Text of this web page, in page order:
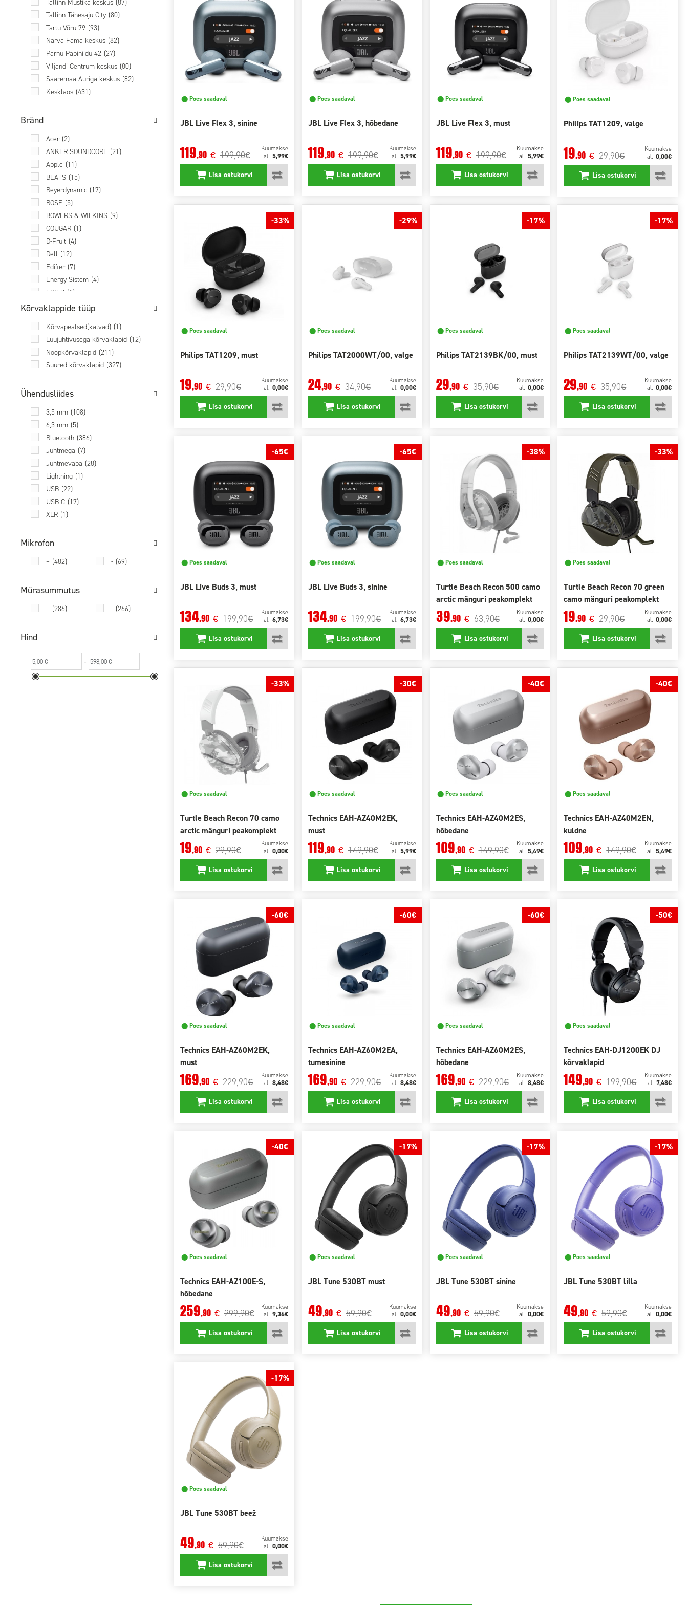
Tallinn Mustika keskus (87)
Tallinn Tähesaju City (80)
Tartu Võru 79 (93)
Narva Fama keskus (82)
Pärnu Papiniidu 42 (27)
Viljandi Centrum keskus (80)
Saaremaa Auriga keskus (82)
Kesklaos (431)
Bränd
Acer (2)
ANKER SOUNDCORE (21)
Apple (11)
BEATS (15)
Beyerdynamic (17)
BOSE (5)
BOWERS & WILKINS (9)
COUGAR (1)
D-Fruit (4)
Dell (12)
Edifier (7)
Energy Sistem (4)
FIXED (1)
Fractal Design (2)
Google (1)
HP (2)
Huawei (14)
HYPERX (9)
Jam (1)
JAZ
JBL
Koss
(6)
Lenovo
LINDY
Logitech
(33)
LORGAR
MARSHALL
MSI (1)
Panasonic
Philips
PORT CONNECT
REAL-EL
SBS (12)
Sennheiser
(25)
Shokz (19)
Kõrvaklappide tüüp
Kõrvapealsed(katvad) (1)
Luujuhtivusega kõrvaklapid (12)
Nööpkõrvaklapid (211)
Suured kõrvaklapid (327)
Ühendusliides
3,5 mm (108)
6,3 mm (5)
Bluetooth (386)
Juhtmega (7)
Juhtmevaba (28)
Lightning (1)
USB (22)
USB-C (17)
XLR (1)
Mikrofon
+ (482) - (69)
Mürasummutus
+ (286) - (266)
Hind
-
⬤ Poes saadaval
JBL Live Flex 3, sinine
119,90 € 199,90€
Kuumakse
al. 5,99€
Lisa ostukorvi
⬤ Poes saadaval
JBL Live Flex 3, hõbedane
119,90 € 199,90€
Kuumakse
al. 5,99€
Lisa ostukorvi
⬤ Poes saadaval
JBL Live Flex 3, must
119,90 € 199,90€
Kuumakse
al. 5,99€
Lisa ostukorvi
⬤ Poes saadaval
Philips TAT1209, valge
19,90 € 29,90€
Kuumakse
al. 0,00€
Lisa ostukorvi
⬤ Poes saadaval
-33%
Philips TAT1209, must
19,90 € 29,90€
Kuumakse
al. 0,00€
Lisa ostukorvi
⬤ Poes saadaval
-29%
Philips TAT2000WT/00, valge
24,90 € 34,90€
Kuumakse
al. 0,00€
Lisa ostukorvi
⬤ Poes saadaval
-17%
Philips TAT2139BK/00, must
29,90 € 35,90€
Kuumakse
al. 0,00€
Lisa ostukorvi
⬤ Poes saadaval
-17%
Philips TAT2139WT/00, valge
29,90 € 35,90€
Kuumakse
al. 0,00€
Lisa ostukorvi
⬤ Poes saadaval
-65€
JBL Live Buds 3, must
134,90 € 199,90€
Kuumakse
al. 6,73€
Lisa ostukorvi
⬤ Poes saadaval
-65€
JBL Live Buds 3, sinine
134,90 € 199,90€
Kuumakse
al. 6,73€
Lisa ostukorvi
⬤ Poes saadaval
-38%
Turtle Beach Recon 500 camo
arctic mänguri peakomplekt
39,90 € 63,90€
Kuumakse
al. 0,00€
Lisa ostukorvi
⬤ Poes saadaval
-33%
Turtle Beach Recon 70 green
camo mänguri peakomplekt
19,90 € 29,90€
Kuumakse
al. 0,00€
Lisa ostukorvi
⬤ Poes saadaval
-33%
Turtle Beach Recon 70 camo
arctic mänguri peakomplekt
19,90 € 29,90€
Kuumakse
al. 0,00€
Lisa ostukorvi
⬤ Poes saadaval
-30€
Technics EAH-AZ40M2EK,
must
119,90 € 149,90€
Kuumakse
al. 5,99€
Lisa ostukorvi
⬤ Poes saadaval
-40€
Technics EAH-AZ40M2ES,
hõbedane
109,90 € 149,90€
Kuumakse
al. 5,49€
Lisa ostukorvi
⬤ Poes saadaval
-40€
Technics EAH-AZ40M2EN,
kuldne
109,90 € 149,90€
Kuumakse
al. 5,49€
Lisa ostukorvi
⬤ Poes saadaval
-60€
Technics EAH-AZ60M2EK,
must
169,90 € 229,90€
Kuumakse
al. 8,48€
Lisa ostukorvi
⬤ Poes saadaval
-60€
Technics EAH-AZ60M2EA,
tumesinine
169,90 € 229,90€
Kuumakse
al. 8,48€
Lisa ostukorvi
⬤ Poes saadaval
-60€
Technics EAH-AZ60M2ES,
hõbedane
169,90 € 229,90€
Kuumakse
al. 8,48€
Lisa ostukorvi
⬤ Poes saadaval
-50€
Technics EAH-DJ1200EK DJ
kõrvaklapid
149,90 € 199,90€
Kuumakse
al. 7,48€
Lisa ostukorvi
⬤ Poes saadaval
-40€
Technics EAH-AZ100E-S,
hõbedane
259,90 € 299,90€
Kuumakse
al. 9,36€
Lisa ostukorvi
⬤ Poes saadaval
-17%
JBL Tune 530BT must
49,90 € 59,90€
Kuumakse
al. 0,00€
Lisa ostukorvi
⬤ Poes saadaval
-17%
JBL Tune 530BT sinine
49,90 € 59,90€
Kuumakse
al. 0,00€
Lisa ostukorvi
⬤ Poes saadaval
-17%
JBL Tune 530BT lilla
49,90 € 59,90€
Kuumakse
al. 0,00€
Lisa ostukorvi
⬤ Poes saadaval
-17%
JBL Tune 530BT beež
49,90 € 59,90€
Kuumakse
al. 0,00€
Lisa ostukorvi